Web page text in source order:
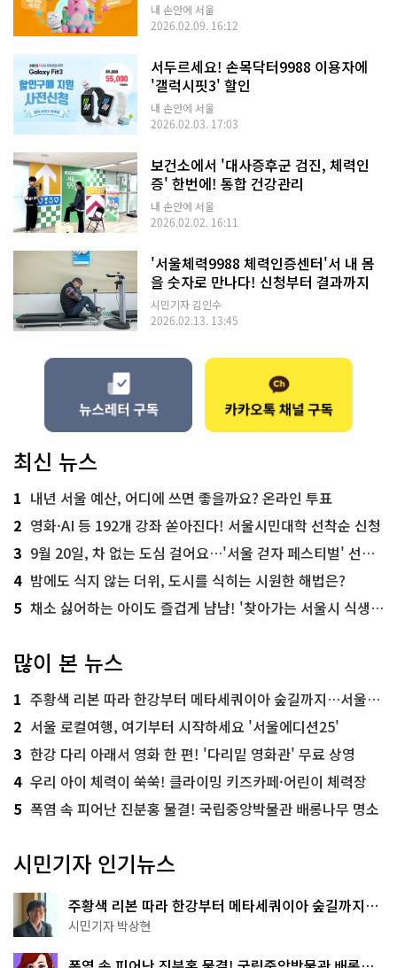
내 손안에 서울
2026.02.09. 16:12
서두르세요! 손목닥터9988 이용자에
'갤럭시핏3' 할인
내 손안에 서울
2026.02.03. 17:03
보건소에서 '대사증후군 검진, 체력인
증' 한번에! 통합 건강관리
내 손안에 서울
2026.02.02. 16:11
'서울체력9988 체력인증센터'서 내 몸
을 숫자로 만나다! 신청부터 결과까지
시민기자 김인수
2026.02.13. 13:45
최신 뉴스
1 내년 서울 예산, 어디에 쓰면 좋을까요? 온라인 투표
2 영화·AI 등 192개 강좌 쏟아진다! 서울시민대학 선착순 신청
3 9월 20일, 차 없는 도심 걸어요…'서울 걷자 페스티벌' 선착순 5천명
4 밤에도 식지 않는 더위, 도시를 식히는 시원한 해법은?
5 채소 싫어하는 아이도 즐겁게 냠냠! '찾아가는 서울시 식생활 교육' 현장
많이 본 뉴스
1 주황색 리본 따라 한강부터 메타세쿼이아 숲길까지…서울둘레길 15코스
2 서울 로컬여행, 여기부터 시작하세요 '서울에디션25'
3 한강 다리 아래서 영화 한 편! '다리밑 영화관' 무료 상영
4 우리 아이 체력이 쑥쑥! 클라이밍 키즈카페·어린이 체력장
5 폭염 속 피어난 진분홍 물결! 국립중앙박물관 배롱나무 명소
시민기자 인기뉴스
주황색 리본 따라 한강부터 메타세쿼이아 숲길까지…
서울둘레길 15코스
시민기자 박상현